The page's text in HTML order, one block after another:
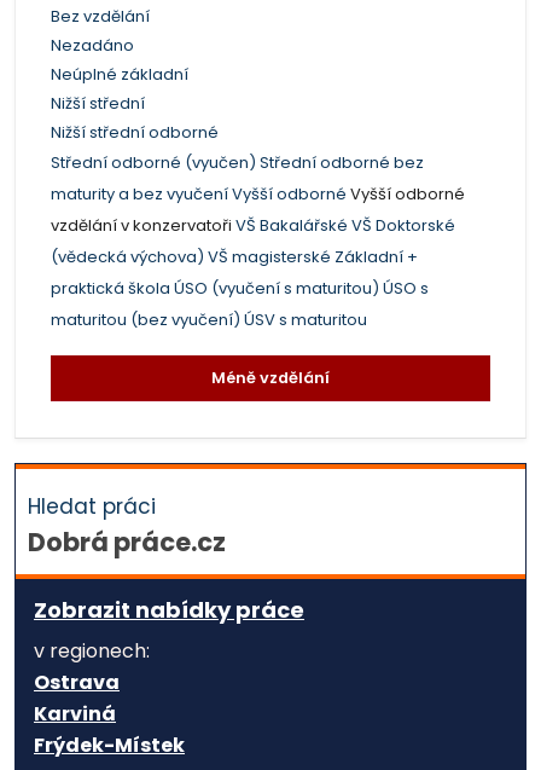
Bez vzdělání
Nezadáno
Neúplné základní
Nižší střední
Nižší střední odborné
Střední odborné (vyučen) Střední odborné bez
maturity a bez vyučeníVyšší odborné Vyšší odborné
vzdělání v konzervatoři VŠ Bakalářské VŠ Doktorské
(vědecká výchova) VŠ magisterské Základní +
praktická škola ÚSO (vyučení s maturitou) ÚSO s
maturitou (bez vyučení) ÚSV s maturitou
Méně vzdělání
Hledat práci
Dobrá práce.cz
Zobrazit nabídky práce
v regionech:
Ostrava
Karviná
Frýdek-Místek